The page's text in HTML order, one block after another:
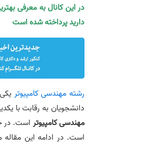
در این کانال به معرفی
دارید پرداخته شده است
رشته مهندسی کامپیوتر
دانشجویان به رقابت با
مهندسی کامپیوتر است. در حال حاضر 24 رشته
است. در ادامه این